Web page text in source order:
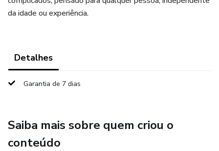
da idade ou experiência.
Detalhes
Garantia de 7 dias
Saiba mais sobre quem criou o
conteúdo